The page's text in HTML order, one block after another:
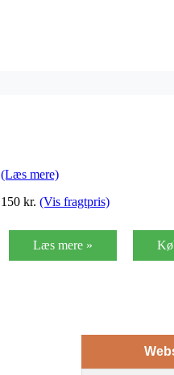
(Læs mere)
150 kr. (Vis fragtpris)
Læs mere »